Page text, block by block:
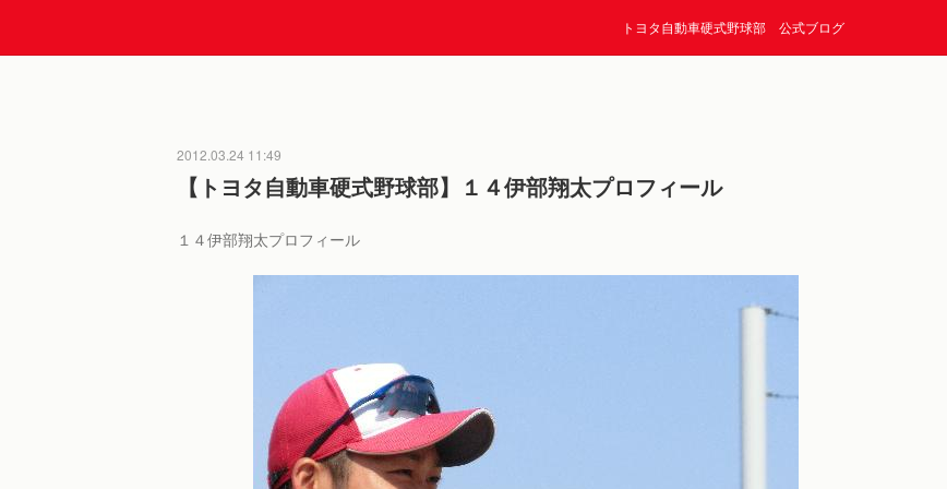
トヨタ自動車硬式野球部 公式ブログ
2012.03.24 11:49
【トヨタ自動車硬式野球部】１４伊部翔太プロフィール
１４伊部翔太プロフィール